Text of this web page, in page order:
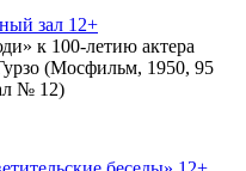
зал 12+
к 100-летию актера
(Мосфильм, 1950, 95
№ 12)